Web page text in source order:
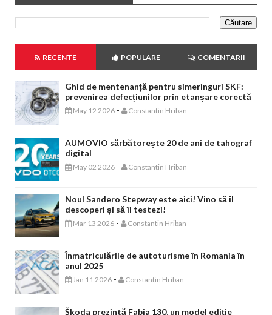
RECENTE POPULARE COMENTARII
Ghid de mentenanță pentru simeringuri SKF:
prevenirea defecțiunilor prin etanșare corectă
May 12 2026 - Constantin Hriban
AUMOVIO sărbătorește 20 de ani de tahograf
digital
May 02 2026 - Constantin Hriban
Noul Sandero Stepway este aici! Vino să îl
descoperi și să îl testezi!
Mar 13 2026 - Constantin Hriban
Înmatriculările de autoturisme în Romania în
anul 2025
Jan 11 2026 - Constantin Hriban
Škoda prezintă Fabia 130, un model ediție